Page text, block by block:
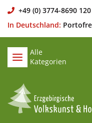
+49 (0) 3774-8690 120
In Deutschland:
Alle
Kategorien